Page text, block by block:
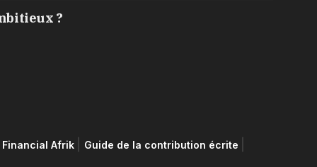
?
Afrik Guide de la contribution écrite